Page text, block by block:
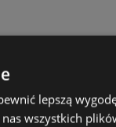
lepszą
wszystkich